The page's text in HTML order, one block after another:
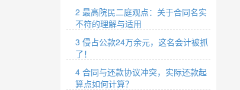
2 最高院民二庭观点：关于合同名实
不符的理解与适用
3 侵占公款24万余元，这名会计被抓
了！
4 合同与还款协议冲突，实际还款起
算点如何计算？